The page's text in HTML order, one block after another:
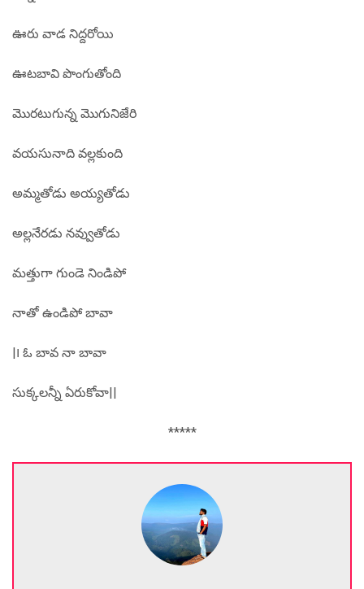
ఊరు వాడ నిద్దరోయి
ఊటబావి పొంగుతోంది
మొరటుగున్న మొగునిజేరి
వయసునాది వల్లకుంది
అమ్మతోడు అయ్యతోడు
అల్లనేరడు నవ్వుతోడు
మత్తుగా గుండె నిండిపో
నాతో ఉండిపో బావా
|౹ ఓ బావ నా బావా
సుక్కలన్నీ ఏరుకోవా||
*****